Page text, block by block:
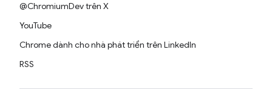
@ChromiumDev trên X
YouTube
Chrome dành cho nhà phát triển trên LinkedIn
RSS